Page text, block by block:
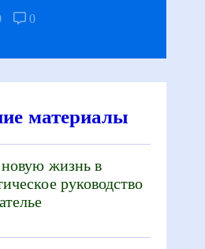
0
материалы
жизнь в
руководство